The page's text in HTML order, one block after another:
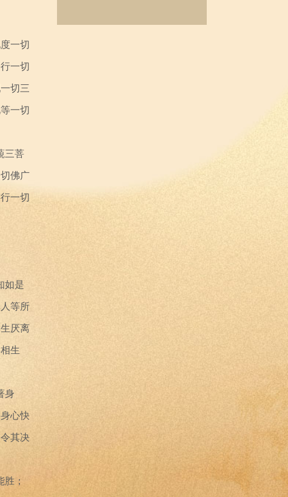
一切
一切
切三
一切
三菩
佛广
一切
如是
等所
厌离
生
身
心快
其决
；
公诗，尽摄入香界中，